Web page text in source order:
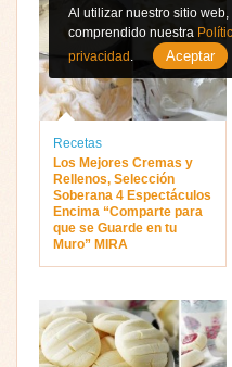
Recetas
Los Mejores Cremas y
Rellenos, Selección
Soberana 4 Espectáculos
Encima “Comparte para
que se Guarde en tu
Muro” MIRA
Al utilizar nuestro sitio
comprendido nuestra
privacidad . Aceptar